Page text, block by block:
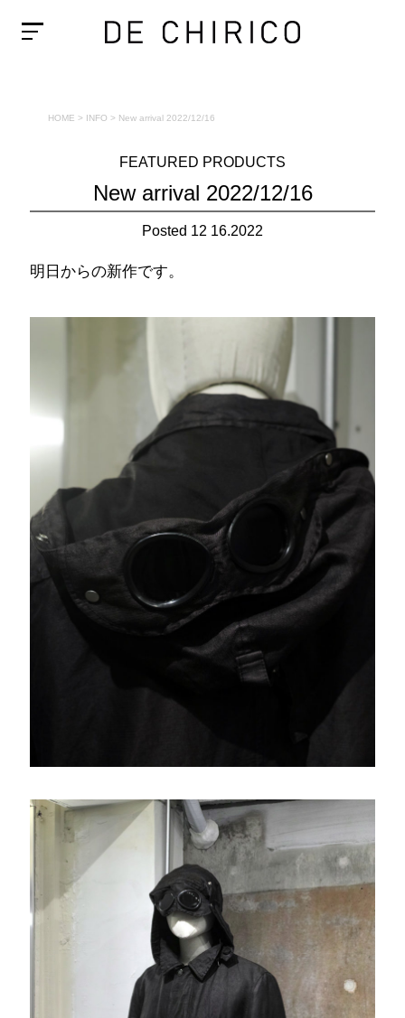
HOME > INFO > New arrival 2022/12/16
FEATURED PRODUCTS
New arrival 2022/12/16
Posted 12 16.2022
明日からの新作です。